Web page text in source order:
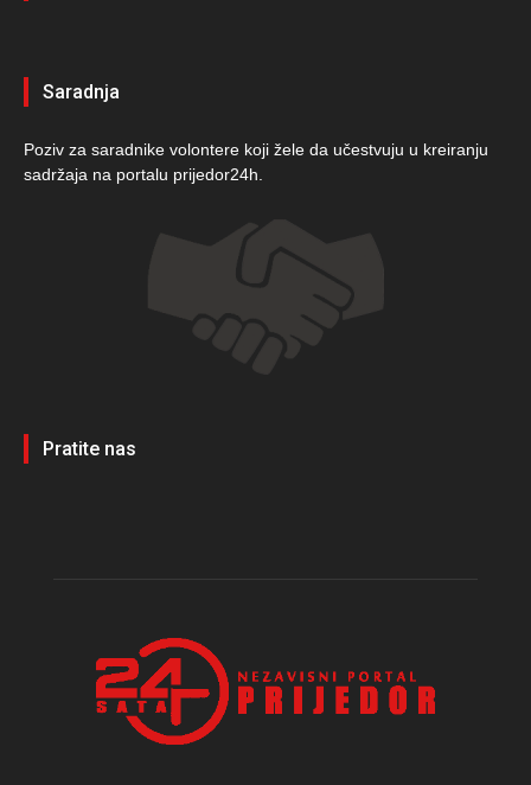
Saradnja
Poziv za saradnike volontere koji žele da učestvuju u kreiranju
sadržaja na portalu prijedor24h.
Pratite nas